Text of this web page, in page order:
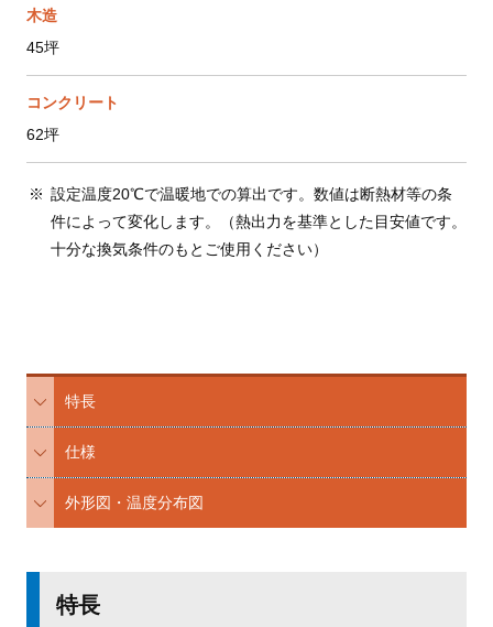
木造
45坪
コンクリート
62坪
設定温度20℃で温暖地での算出です。数値は断熱材等の条
件によって変化します。（熱出力を基準とした目安値です。
十分な換気条件のもとご使用ください）
特長
仕様
外形図・温度分布図
特長